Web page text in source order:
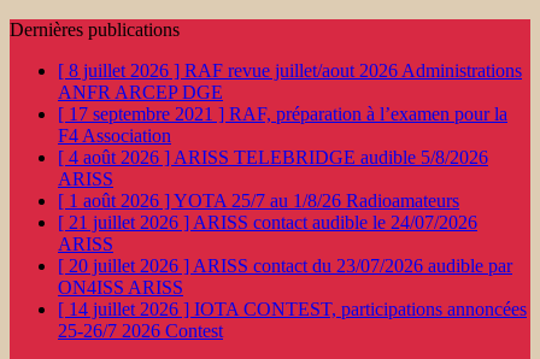
Dernières publications
[ 8 juillet 2026 ] RAF revue juillet/aout 2026 Administrations
ANFR ARCEP DGE
[ 17 septembre 2021 ] RAF, préparation à l’examen pour la
F4 Association
[ 4 août 2026 ] ARISS TELEBRIDGE audible 5/8/2026
ARISS
[ 1 août 2026 ]YOTA 25/7 au 1/8/26 Radioamateurs
[ 21 juillet 2026 ] ARISS contact audible le 24/07/2026
ARISS
[ 20 juillet 2026 ] ARISS contact du 23/07/2026 audible par
ON4ISS ARISS
[ 14 juillet 2026 ] IOTA CONTEST, participations annoncées
25-26/7 2026 Contest